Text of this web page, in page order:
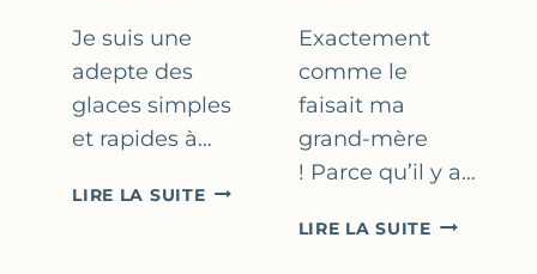
Je suis une
adepte des
glaces simples
et rapides à…
LIRE LA SUITEBÂTONNETS
Exactement
comme le
faisait ma
grand-mère
! Parce qu’il y a…
LIRE LA SUITEBEIGNETS